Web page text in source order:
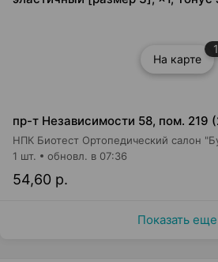
На карте
1
54,60 р.
1 шт. обновл. в 07:36
Показать еще